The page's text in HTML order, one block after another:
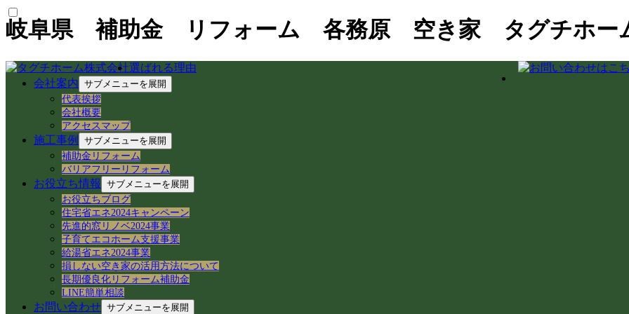
岐阜県 補助金 リフォーム 各務原 空き家 タグチホー
選ばれる理由
会社案内 サブメニューを展開
代表挨拶
会社概要
アクセスマップ
施工事例
サブメニューを展開
補助金リフォーム
バリアフリーリフォーム
お役立ち情報
サブメニューを展開
お役立ちブログ
住宅省エネ2024キャンペーン
先進的窓リノベ2024事業
子育てエコホーム支援事業
給湯省エネ2024事業
損しない空き家の活用方法について
長期優良化リフォーム補助金
LINE簡単相談
お問い合わせ サブメニューを展開
最新の投稿
【中山道今須宿】歴史と空き家再生が交差する街！徳川家康ゆかりの石や妙応寺架道橋を巡る
【空き家から空き家へ】家具レスキューで地域おこし協力隊の新生活＆民泊活用を支援！
岐阜県各務原市での空き家売買｜確定測量と境界杭設置（境界確定）の重要性
岐阜県各務原市｜賃貸住宅の売却準備！退去前の室内確認と修繕のご相談
岐阜市のアパートでシャワーホースを交換！アダプター適合の注意点と水漏れ対策
岐阜県各務原市の空き家・賃貸管理｜入居者募集とDIY補修のリアル
【岐阜県各務原市】事務所の大掃除＆床ワックス掛けを実施！綺麗な職場環境を保つ手順とコツ
岐阜県各務原市｜減築リフォームとテラス屋根下の土間コンクリート工事
【岐阜県】命を守る木造住宅の耐震改修へ！新県庁での講習会参加レポート
岐阜市で築50年の空き家をどう活用する？民泊・レンタルキッチン・グループホーム等の最新事例と注意点
カテゴリー
空き家民泊 (22)